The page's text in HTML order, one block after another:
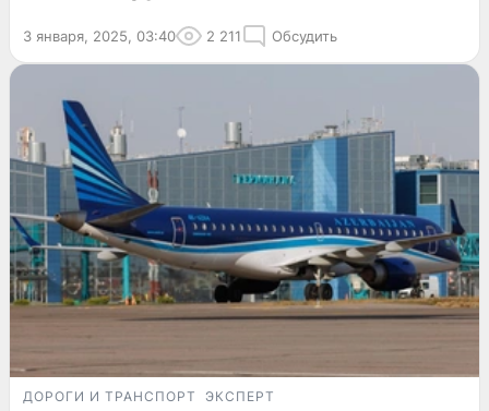
3 января, 2025, 03:40 2 211 Обсудить
ДОРОГИ И ТРАНСПОРТ ЭКСПЕРТ